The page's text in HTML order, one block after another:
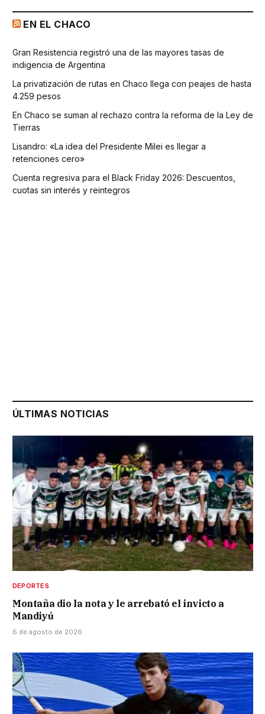
EN EL CHACO
Gran Resistencia registró una de las mayores tasas de
indigencia de Argentina
La privatización de rutas en Chaco llega con peajes de hasta
4.259 pesos
En Chaco se suman al rechazo contra la reforma de la Ley de
Tierras
Lisandro: «La idea del Presidente Milei es llegar a
retenciones cero»
Cuenta regresiva para el Black Friday 2026: Descuentos,
cuotas sin interés y reintegros
ÚLTIMAS NOTICIAS
DEPORTES
Montaña dio la nota y le arrebató el invicto a
Mandiyú
6 de agosto de 2026